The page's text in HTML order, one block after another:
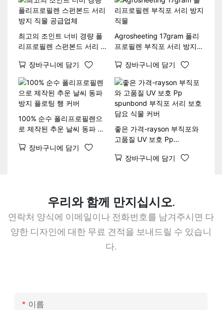
최고의 조인트 너비 경량 폴
리프로필렌 스펀본드 서리 방
장바구니에 담기
Agrosheeting 17gram 폴리
프로필렌 부직포 서리 방지
장바구니에 담기
100% 순수 폴리프로필렌으
로 제작된 추운 날씨 동파 방
장바구니에 담기
좋은 가격-rayson 부직포와
고품질 UV 보호 Pp
담요 식물 커버
장바구니에 담기
우리와 함께 만지십시오.
연락처 양식에 이메일이나 전화번호를 남겨주시면 다
양한 디자인에 대한 무료 견적을 보내드릴 수 있습니
다.
이름